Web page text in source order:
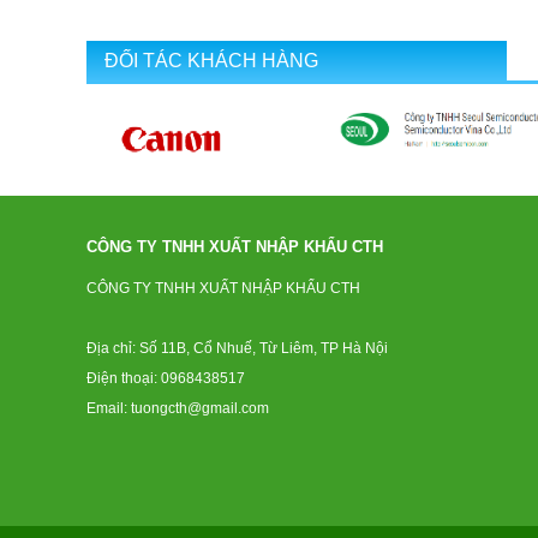
ĐỐI TÁC KHÁCH HÀNG
CÔNG TY TNHH XUẤT NHẬP KHẨU CTH
CÔNG TY TNHH XUẤT NHẬP KHẨU CTH
Địa chỉ: Số 11B, Cổ Nhuế, Từ Liêm, TP Hà Nội
Điện thoại: 0968438517
Email: tuongcth@gmail.com